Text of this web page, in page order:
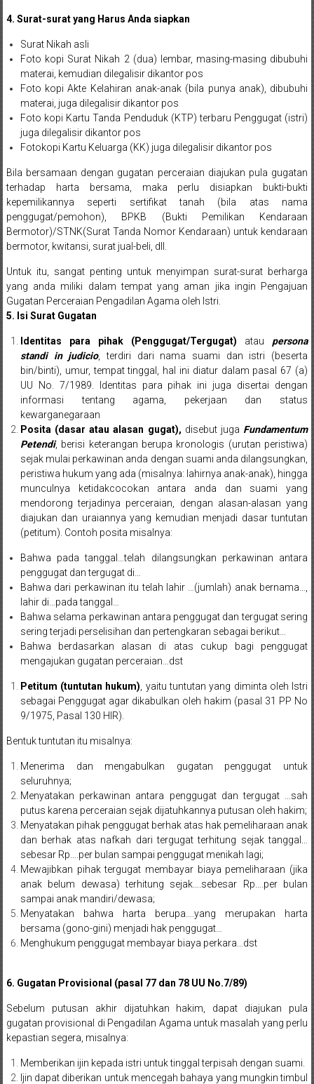
Purwodadi,
Wonogiri,
Pacitan,
Palembang,
Bandar
Lampung,
Badung,
Gianyar,
Mataram,
Lombok,
Temanggung,
Sragen,
Karanganyar,
Malang,
Kediri,
Madiun,
Ponorogo,
Cilacap,
Banjarnegara,
Temanggung,
Wonosobo,
Cirebon,
Karawang,
Aceh,
Medan,
Padang,
Jakarta
Pusat,
Bontang,
Demak,
Kudus,
Depok,
Sorong,
Papua,
Bekasi,
Pajak,
Pengacara
Perusahaan,
Kantor
4. Surat-surat yang Harus Anda siapkan
Surat Nikah asli
Foto kopi Surat Nikah 2 (dua) lembar, masing-masing dibubuhi
materai, kemudian dilegalisir dikantor pos
Foto kopi Akte Kelahiran anak-anak (bila punya anak), dibubuhi
materai, juga dilegalisir dikantor pos
Foto kopi Kartu Tanda Penduduk (KTP) terbaru Penggugat (istri)
juga dilegalisir dikantor pos
Fotokopi Kartu Keluarga (KK) juga dilegalisir dikantor pos
Bila bersamaan dengan gugatan perceraian diajukan pula gugatan
terhadap harta bersama, maka perlu disiapkan bukti-bukti
kepemilikannya seperti sertifikat tanah (bila atas nama
penggugat/pemohon), BPKB (Bukti Pemilikan Kendaraan
Bermotor)/STNK(Surat Tanda Nomor Kendaraan) untuk kendaraan
bermotor, kwitansi, surat jual-beli, dll.
Untuk itu, sangat penting untuk menyimpan surat-surat berharga
yang anda miliki dalam tempat yang aman jika ingin Pengajuan
Gugatan Perceraian Pengadilan Agama oleh Istri.
5. Isi Surat Gugatan
Identitas para pihak (Penggugat/Tergugat) atau
persona
standi in judicio, terdiri dari nama suami dan istri (beserta
bin/binti), umur, tempat tinggal, hal ini diatur dalam pasal 67 (a)
UU No. 7/1989. Identitas para pihak ini juga disertai dengan
informasi tentang agama, pekerjaan dan status
kewarganegaraan
Posita (dasar atau alasan gugat), disebut juga Fundamentum
Petendi, berisi keterangan berupa kronologis (urutan peristiwa)
sejak mulai perkawinan anda dengan suami anda dilangsungkan,
peristiwa hukum yang ada (misalnya: lahirnya anak-anak), hingga
munculnya ketidakcocokan antara anda dan suami yang
mendorong terjadinya perceraian, dengan alasan-alasan yang
diajukan dan uraiannya yang kemudian menjadi dasar tuntutan
(petitum). Contoh posita misalnya:
Bahwa pada tanggal…telah dilangsungkan perkawinan antara
penggugat dan tergugat di…
Bahwa dari perkawinan itu telah lahir …(jumlah) anak bernama…,
lahir di…pada tanggal…
Bahwa selama perkawinan antara penggugat dan tergugat sering
sering terjadi perselisihan dan pertengkaran sebagai berikut…
Bahwa berdasarkan alasan di atas cukup bagi penggugat
mengajukan gugatan perceraian…dst
Petitum (tuntutan hukum), yaitu tuntutan yang diminta oleh Istri
sebagai Penggugat agar dikabulkan oleh hakim (pasal 31 PP No
9/1975, Pasal 130 HIR).
Bentuk tuntutan itu misalnya:
Menerima dan mengabulkan gugatan penggugat untuk
seluruhnya;
Menyatakan perkawinan antara penggugat dan tergugat …sah
putus karena perceraian sejak dijatuhkannya putusan oleh hakim;
Menyatakan pihak penggugat berhak atas hak pemeliharaan anak
dan berhak atas nafkah dari tergugat terhitung sejak tanggal…
sebesar Rp….per bulan sampai penggugat menikah lagi;
Mewajibkan pihak tergugat membayar biaya pemeliharaan (jika
anak belum dewasa) terhitung sejak….sebesar Rp….per bulan
sampai anak mandiri/dewasa;
Menyatakan bahwa harta berupa….yang merupakan harta
bersama (gono-gini) menjadi hak penggugat…
Menghukum penggugat membayar biaya perkara…dst
6. Gugatan Provisional (pasal 77 dan 78 UU No.7/89)
Sebelum putusan akhir dijatuhkan hakim, dapat diajukan pula
gugatan provisional di Pengadilan Agama untuk masalah yang perlu
kepastian segera, misalnya:
Memberikan ijin kepada istri untuk tinggal terpisah dengan suami.
Ijin dapat diberikan untuk mencegah bahaya yang mungkin timbul